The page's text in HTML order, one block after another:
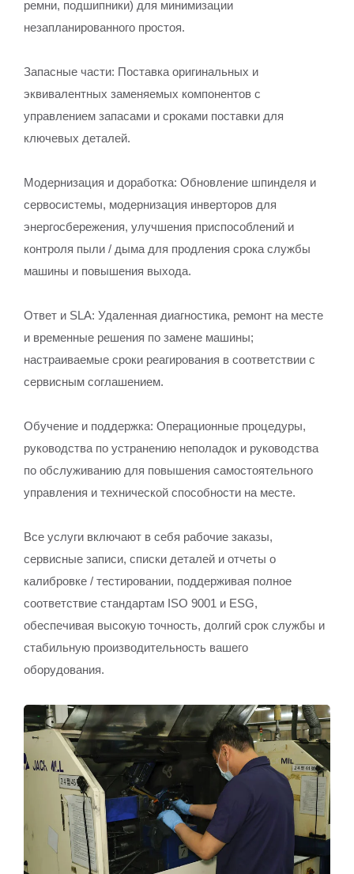
ремни, подшипники) для минимизации
незапланированного простоя.
Запасные части: Поставка оригинальных и
эквивалентных заменяемых компонентов с
управлением запасами и сроками поставки для
ключевых деталей.
Модернизация и доработка: Обновление шпинделя и
сервосистемы, модернизация инверторов для
энергосбережения, улучшения приспособлений и
контроля пыли / дыма для продления срока службы
машины и повышения выхода.
Ответ и SLA: Удаленная диагностика, ремонт на месте
и временные решения по замене машины;
настраиваемые сроки реагирования в соответствии с
сервисным соглашением.
Обучение и поддержка: Операционные процедуры,
руководства по устранению неполадок и руководства
по обслуживанию для повышения самостоятельного
управления и технической способности на месте.
Все услуги включают в себя рабочие заказы,
сервисные записи, списки деталей и отчеты о
калибровке / тестировании, поддерживая полное
соответствие стандартам ISO 9001 и ESG,
обеспечивая высокую точность, долгий срок службы и
стабильную производительность вашего
оборудования.